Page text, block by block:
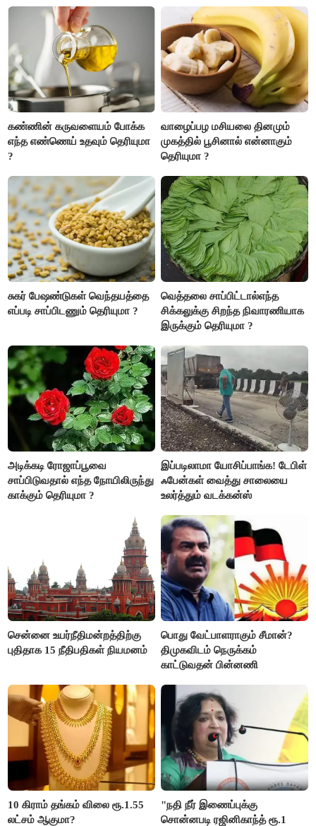
இருக்கும். ஆன்மீக எண்ணம்
அதிகரிக்கும்..!
கண்ணின் கருவளையம் போக்க
எந்த எண்ணெய் உதவும் தெரியுமா
?
வாழைப்பழ மசியலை தினமும்
முகத்தில் பூசினால் என்னாகும்
தெரியுமா ?
சுகர் பேஷண்டுகள் வெந்தயத்தை
எப்படி சாப்பிடணும் தெரியுமா ?
வெத்தலை சாப்பிட்டால்எந்த
சிக்கலுக்கு சிறந்த நிவாரணியாக
இருக்கும் தெரியுமா ?
அடிக்கடி ரோஜாப்பூவை
சாப்பிடுவதால் எந்த நோயிலிருந்து
காக்கும் தெரியுமா ?
இப்படிலாமா யோசிப்பாங்க! டேபிள்
ஃபேன்கள் வைத்து சாலையை
உலர்த்தும் வடக்கன்ஸ்
சென்னை உயர்நீதிமன்றத்திற்கு
புதிதாக 15 நீதிபதிகள் நியமனம்
பொது வேட்பாளராகும் சீமான்?
திமுகவிடம் நெருக்கம்
காட்டுவதன் பின்னணி
10 கிராம் தங்கம் விலை ரூ.1.55
லட்சம் ஆகுமா?
"நதி நீர் இணைப்புக்கு
சொன்னபடி ரஜினிகாந்த் ரூ.1